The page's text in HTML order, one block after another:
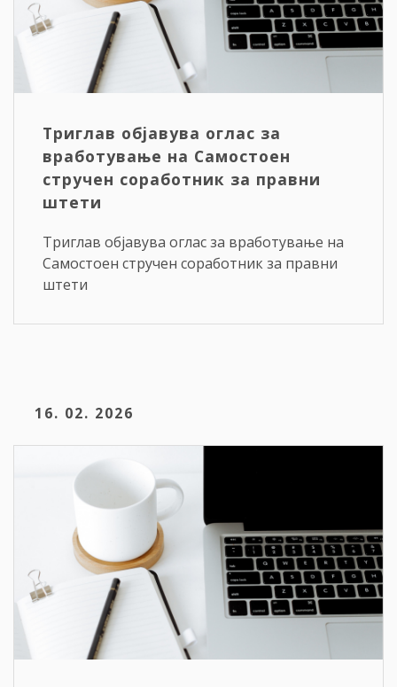
Триглав објавува оглас за
вработување на Самостоен
стручен соработник за правни
штети
Триглав објавува оглас за вработување на
Самостоен стручен соработник за правни
штети
16. 02. 2026